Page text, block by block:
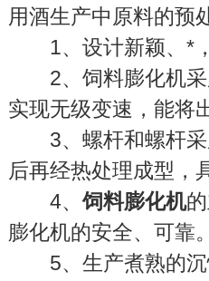
用酒生产中原料的预
1、设计新颖、*，
2、饲料膨化机采
实现无级变速，能将
3、螺杆和螺杆采
后再经热处理成型，
4、饲料膨化机
膨化机的安全、可靠
5、生产煮熟的沉